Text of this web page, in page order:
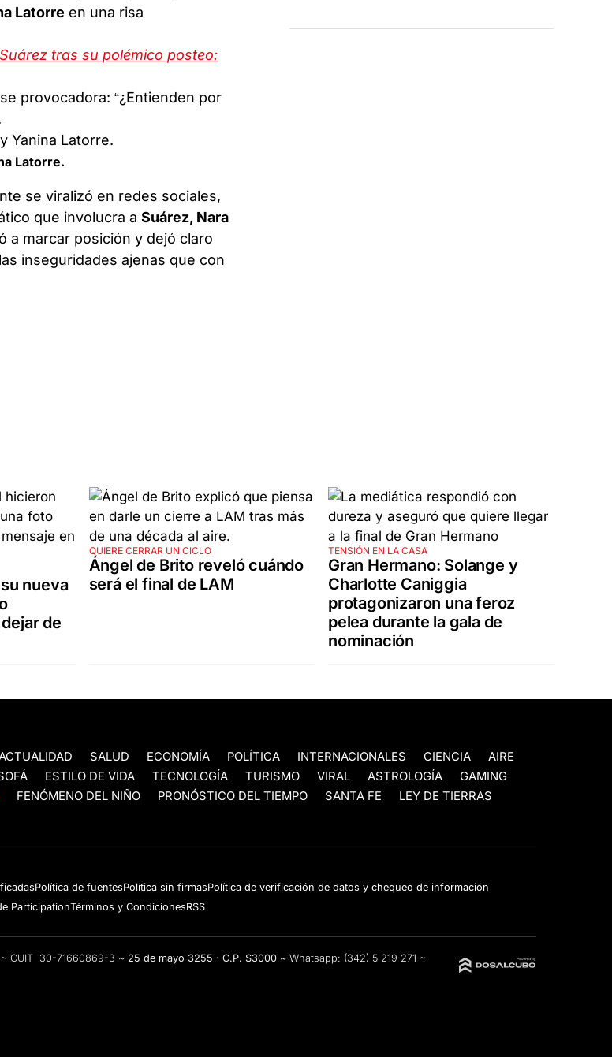
Latorre en una risa
tras su polémico posteo:
provocadora: “¿Entienden por
Latorre.
se viralizó en redes sociales,
que involucra aSuárez, Nara
a marcar posición y dejó claro
inseguridades ajenas que con
nueva
de
QUIERE CERRAR UN CICLO
Ángel de Brito reveló cuándo
será el final de LAM
TENSIÓN EN LA CASA
Gran Hermano: Solange y
Charlotte Caniggia
protagonizaron una feroz
pelea durante la gala de
nominación
SALUD ECONOMÍA POLÍTICA INTERNACIONALES CIENCIA
AIRE
ESTILO DE VIDA TECNOLOGÍA TURISMO VIRAL ASTROLOGÍA
GAMING
FENÓMENO DEL NIÑO PRONÓSTICO DEL TIEMPO SANTA FE
LEY DE TIERRAS
Política de fuentesPolítica sin firmasPolítica de verificación de datos y chequeo de información
ParticipationTérminos y CondicionesRSS
~ CUIT 30-71660869-3 ~ 25 de mayo 3255 · C.P. S3000 ~ Whatsapp: (342) 5 219 271 ~